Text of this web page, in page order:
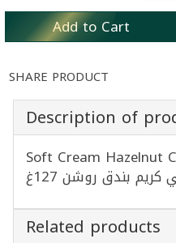
Add to Cart
SHARE PRODUCT
Description of
Soft Cream Hazelnut
بندق روشن 127غ
Related products